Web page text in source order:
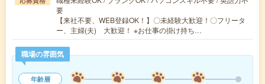
要
【来社不要、WEB登録OK！】〇未経験大歓迎！〇フリータ
ー、主婦(夫) 大歓迎！ ※お仕事の掛け持ち…
職場の雰囲気
年齢層